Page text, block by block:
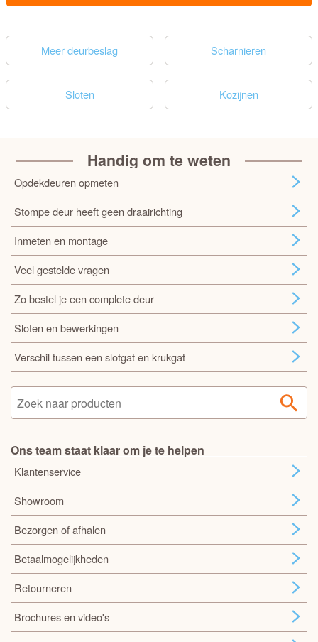
Meer deurbeslag Scharnieren
Sloten Kozijnen
Handig om te weten
Opdekdeuren opmeten
Stompe deur heeft geen draairichting
Inmeten en montage
Veel gestelde vragen
Zo bestel je een complete deur
Sloten en bewerkingen
Verschil tussen een slotgat en krukgat
Ons team staat klaar om je te helpen
Klantenservice
Showroom
Bezorgen of afhalen
Betaalmogelijkheden
Retourneren
Brochures en video's